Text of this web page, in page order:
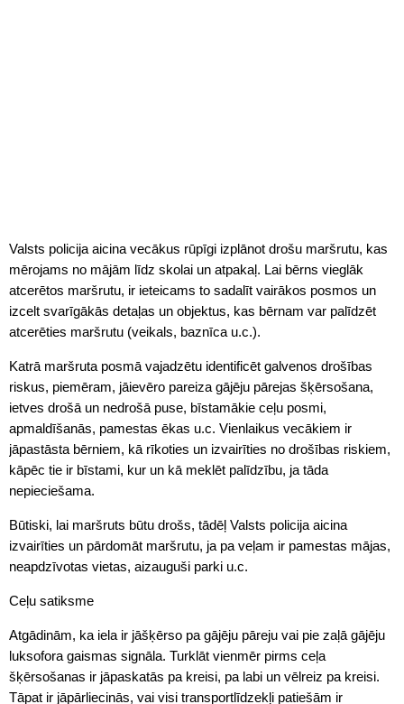
Valsts policija aicina vecākus rūpīgi izplānot drošu maršrutu, kas
mērojams no mājām līdz skolai un atpakaļ. Lai bērns vieglāk
atcerētos maršrutu, ir ieteicams to sadalīt vairākos posmos un
izcelt svarīgākās detaļas un objektus, kas bērnam var palīdzēt
atcerēties maršrutu (veikals, baznīca u.c.).
Katrā maršruta posmā vajadzētu identificēt galvenos drošības
riskus, piemēram, jāievēro pareiza gājēju pārejas šķērsošana,
ietves drošā un nedrošā puse, bīstamākie ceļu posmi,
apmaldīšanās, pamestas ēkas u.c. Vienlaikus vecākiem ir
jāpastāsta bērniem, kā rīkoties un izvairīties no drošības riskiem,
kāpēc tie ir bīstami, kur un kā meklēt palīdzību, ja tāda
nepieciešama.
Būtiski, lai maršruts būtu drošs, tādēļ Valsts policija aicina
izvairīties un pārdomāt maršrutu, ja pa veļam ir pamestas mājas,
neapdzīvotas vietas, aizauguši parki u.c.
Ceļu satiksme
Atgādinām, ka iela ir jāšķērso pa gājēju pāreju vai pie zaļā gājēju
luksofora gaismas signāla. Turklāt vienmēr pirms ceļa
šķērsošanas ir jāpaskatās pa kreisi, pa labi un vēlreiz pa kreisi.
Tāpat ir jāpārliecinās, vai visi transportlīdzekļi patiešām ir